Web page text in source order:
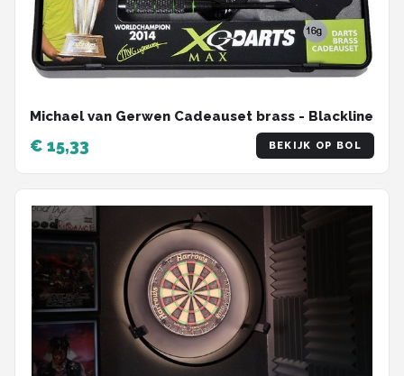
Michael van Gerwen Cadeauset brass - Blackline
€ 15,33 BEKIJK OP BOL